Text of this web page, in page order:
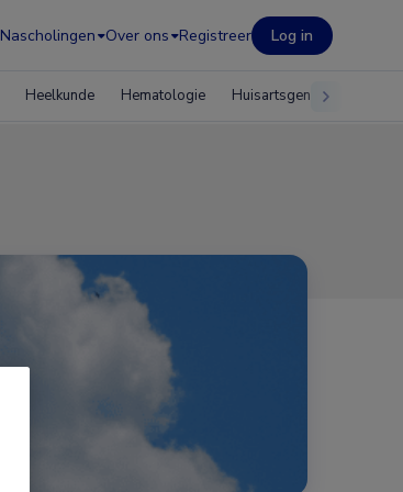
Nascholingen Over ons Registreer Log in
Heelkunde Hematologie Huisartsgeneeskunde